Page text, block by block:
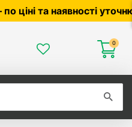
уточнюйте у менеджера
0